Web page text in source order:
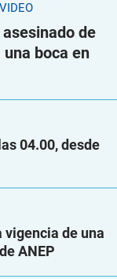
de
boca en
04.00, desde
vigencia de una
ANEP